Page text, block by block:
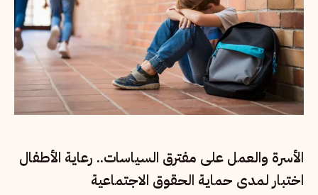
الأسرة والعمل على مفترق السياسات.. رعاية الأطفال
اختبار لمدى حماية الحقوق الاجتماعية